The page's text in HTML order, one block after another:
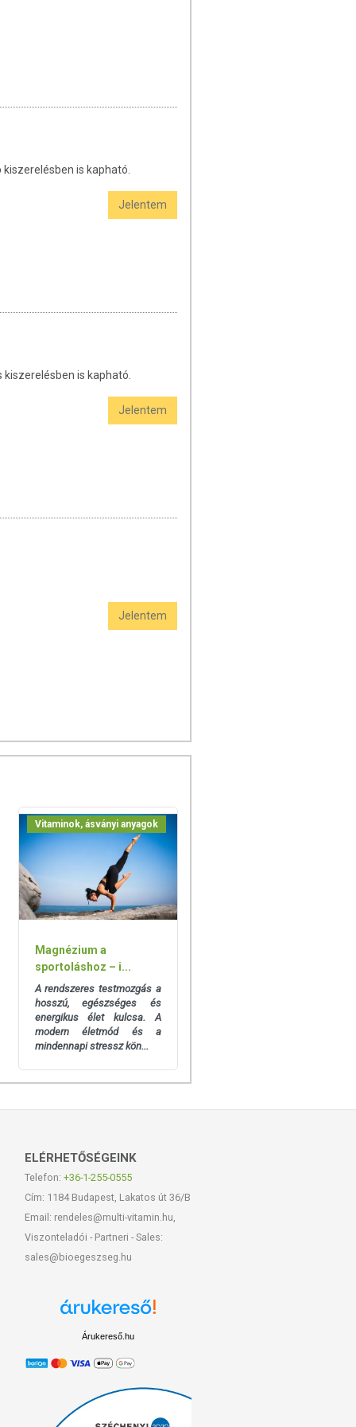
is kapható.
Jelentem
is kapható.
Jelentem
Jelentem
Vitaminok, ásványi anyagok
Magnézium a
sportoláshoz – i...
A rendszeres testmozgás a
hosszú, egészséges és
energikus élet kulcsa. A
modern életmód és a
mindennapi stressz kön...
ELÉRHETŐSÉGEINK
Telefon: +36-1-255-0555
Cím: 1184 Budapest, Lakatos út 36/B
Email: rendeles@multi-vitamin.hu,
Viszonteladói - Partneri - Sales:
sales@bioegeszseg.hu
Árukereső.hu